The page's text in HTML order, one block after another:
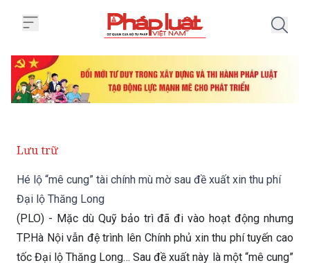
Lưu trữ
Hé lộ “mê cung” tài chính mù mờ sau đề xuất xin thu phí
Đại lộ Thăng Long
(PLO) - Mặc dù Quỹ bảo trì đã đi vào hoạt động nhưng
TP.Hà Nội vẫn đệ trình lên Chính phủ xin thu phí tuyến cao
tốc Đại lộ Thăng Long… Sau đề xuất này là một “mê cung”